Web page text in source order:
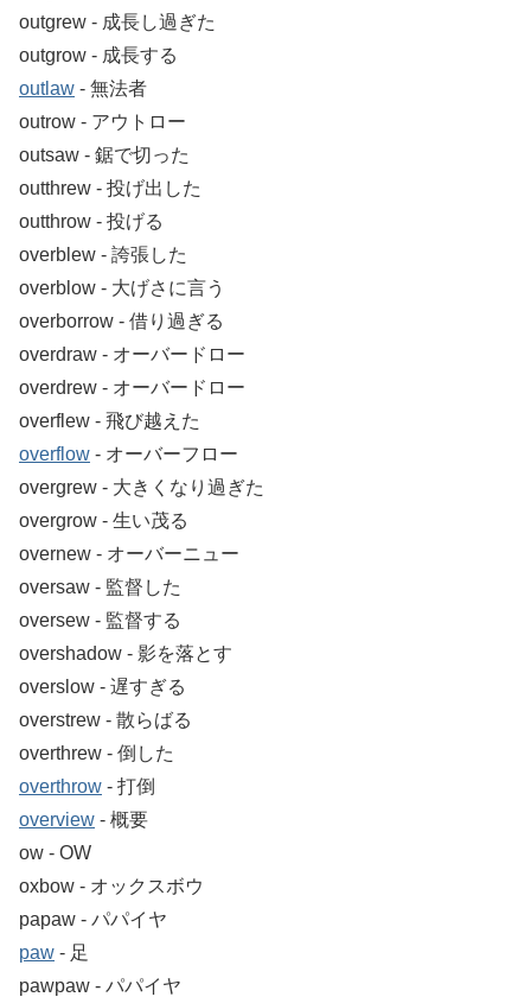
outgrew ‐ 成長し過ぎた
outgrow ‐ 成長する
outlaw ‐ 無法者
outrow ‐ アウトロー
outsaw ‐ 鋸で切った
outthrew ‐ 投げ出した
outthrow ‐ 投げる
overblew ‐ 誇張した
overblow ‐ 大げさに言う
overborrow ‐ 借り過ぎる
overdraw ‐ オーバードロー
overdrew ‐ オーバードロー
overflew ‐ 飛び越えた
overflow ‐ オーバーフロー
overgrew ‐ 大きくなり過ぎた
overgrow ‐ 生い茂る
overnew ‐ オーバーニュー
oversaw ‐ 監督した
oversew ‐ 監督する
overshadow ‐ 影を落とす
overslow ‐ 遅すぎる
overstrew ‐ 散らばる
overthrew ‐ 倒した
overthrow ‐ 打倒
overview ‐ 概要
ow ‐ OW
oxbow ‐ オックスボウ
papaw ‐ パパイヤ
paw ‐ 足
pawpaw ‐ パパイヤ